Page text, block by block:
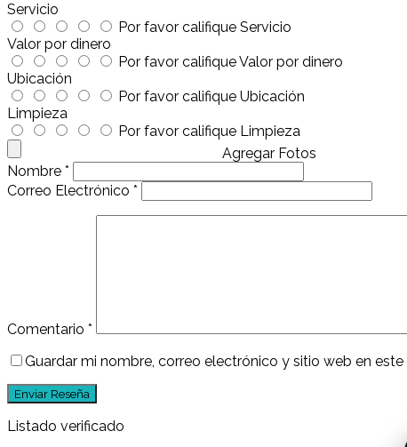
Servicio
Por favor califique Servicio
Valor por dinero
Por favor califique Valor por dinero
Ubicación
Por favor califique Ubicación
Limpieza
Por favor califique Limpieza
Agregar Fotos
Nombre *
Correo Electrónico *
Comentario *
Guardar mi nombre, correo electrónico y sitio web en
Listado verificado